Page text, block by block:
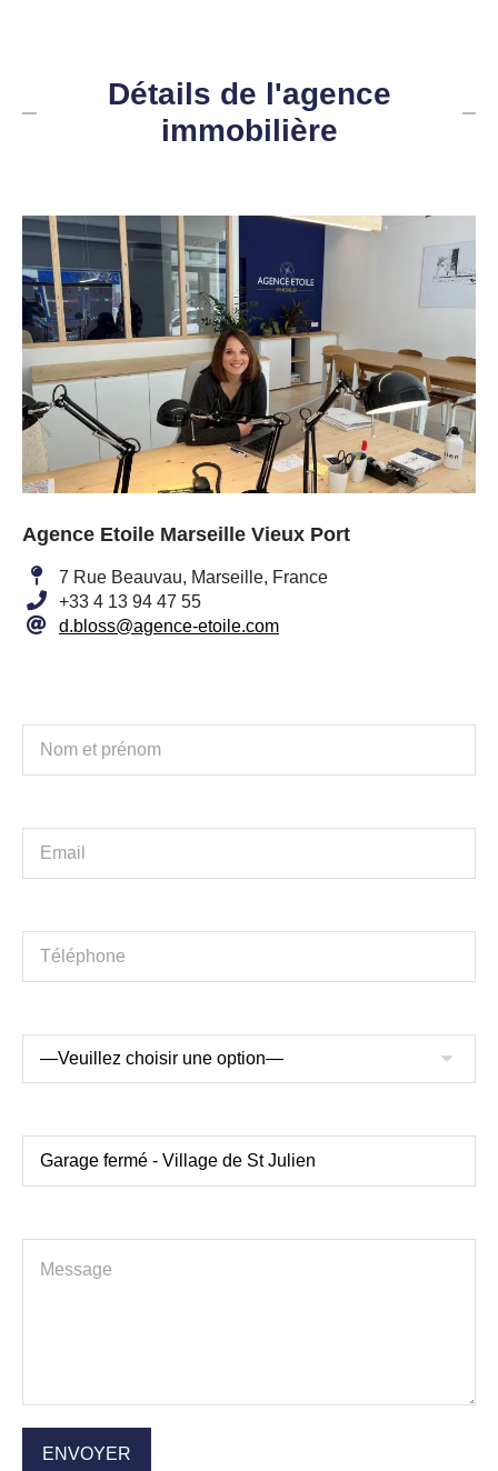
Détails de l'agence
immobilière
Agence Etoile Marseille Vieux Port
7 Rue Beauvau, Marseille, France
+33 4 13 94 47 55
d.bloss@agence-etoile.com